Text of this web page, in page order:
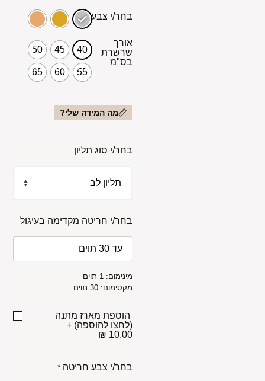
בחר/י צבע
אורך
שרשרת
בס"מ
40
45
50
55
60
65
מה המידה שלי?
בחר/י סוג תליון
בחר/י חריטה מקדימה בעיגול
מינימום: 1 תוים
מקסימום: 30 תוים
הוספת מארז מתנה
(לחצו להוספה) +
10.00 ₪
בחר/י צבע חריטה *